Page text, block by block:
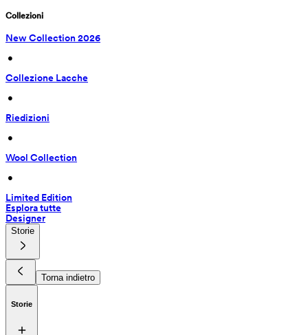
Collezioni
New Collection 2026
•
Collezione Lacche
•
Riedizioni
•
Wool Collection
•
Limited Edition
Esplora tutte
Designer
Storie
Torna indietro
Storie